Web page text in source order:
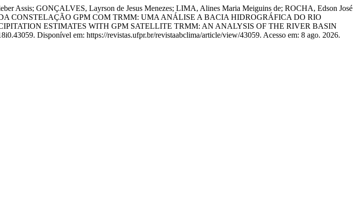
Assis; GONÇALVES, Layrson de Jesus Menezes; LIMA, Alines Maria Meiguins de; ROCHA, Edson José
CONSTELAÇÃO GPM COM TRMM: UMA ANÁLISE A BACIA HIDROGRÁFICA DO RIO
ESTIMATES WITH GPM SATELLITE TRMM: AN ANALYSIS OF THE RIVER BASIN
Disponível em: https://revistas.ufpr.br/revistaabclima/article/view/43059. Acesso em: 8 ago. 2026.